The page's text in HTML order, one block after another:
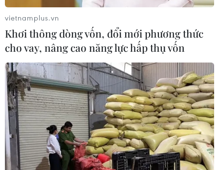
vietnamplus.vn
Khơi thông dòng vốn, đổi mới phương thức
cho vay, nâng cao năng lực hấp thụ vốn